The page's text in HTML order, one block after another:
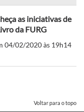
as iniciativas de
da FURG
04/02/2020 às 19h14
Voltar para o topo